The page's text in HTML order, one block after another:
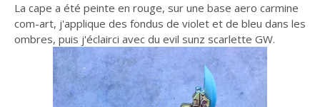
La cape a été peinte en rouge, sur une base aero carmine
com-art, j'applique des fondus de violet et de bleu dans les
ombres, puis j'éclairci avec du evil sunz scarlette GW.